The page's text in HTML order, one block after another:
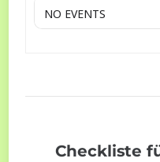
NO EVENTS
Checkliste